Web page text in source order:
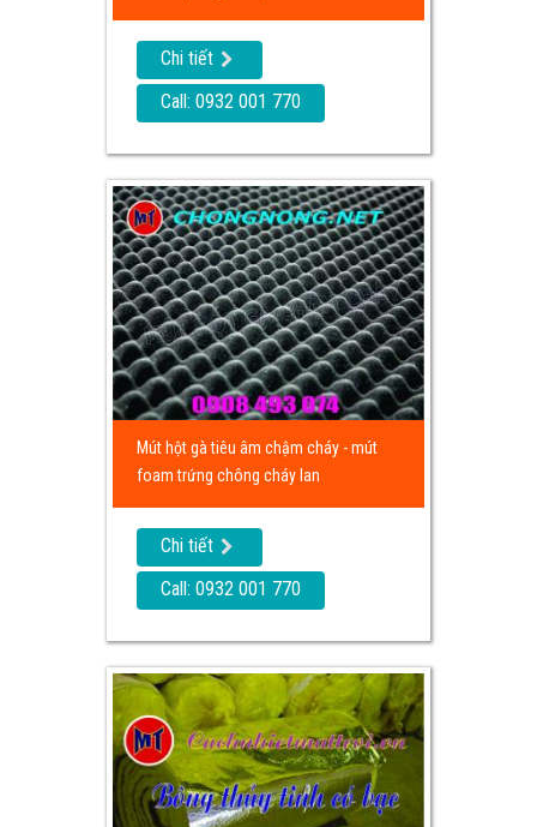
Chi tiết
Call: 0932 001 770
Mút hột gà tiêu âm chậm cháy - mút
foam trứng chông cháy lan
Chi tiết
Call: 0932 001 770